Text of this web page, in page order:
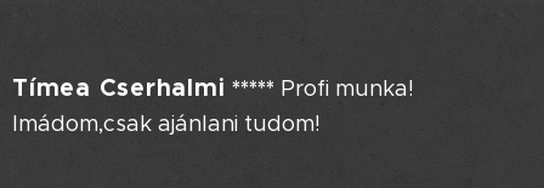
Tímea Cserhalmi ***** Profi munka!
Imádom,csak ajánlani tudom!🥰